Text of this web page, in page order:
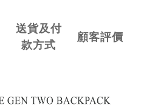
送貨及付
款方式
顧客評價